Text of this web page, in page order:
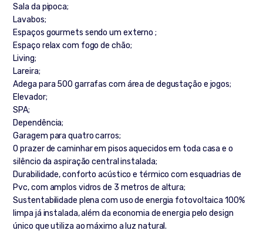
Sala da pipoca;
Lavabos;
Espaços gourmets sendo um externo ;
Espaço relax com fogo de chão;
Living;
Lareira;
Adega para 500 garrafas com área de degustação e jogos;
Elevador;
SPA;
Dependência;
Garagem para quatro carros;
O prazer de caminhar em pisos aquecidos em toda casa e o
silêncio da aspiração central instalada;
Durabilidade, conforto acústico e térmico com esquadrias de
Pvc, com amplos vidros de 3 metros de altura;
Sustentabilidade plena com uso de energia fotovoltaica 100%
limpa já instalada, além da economia de energia pelo design
único que utiliza ao máximo a luz natural.